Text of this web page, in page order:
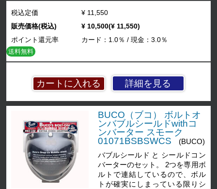
詳細を見る
税込定価
¥ 11,550
販売価格(税込)
¥ 10,500(¥ 11,550)
ポイント還元率
カード：1.0％ / 現金：3.0％
送料無料
BUCO（ブコ） ボルトオ
ンバブルシールドwithコ
ンバーター スモーク
01071BSBSWCS
(BUCO)
バブルシールド と シールドコン
バーターのセット。 2つを専用ボ
ルトで連結しているので、ボル
トが確実にしまっている限りシ